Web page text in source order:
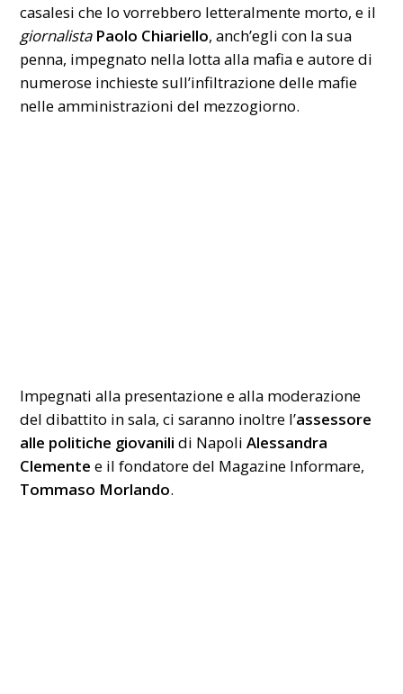
casalesi che lo vorrebbero letteralmente morto, e il
giornalista Paolo Chiariello, anch’egli con la sua
penna, impegnato nella lotta alla mafia e autore di
numerose inchieste sull’infiltrazione delle mafie
nelle amministrazioni del mezzogiorno.
Impegnati alla presentazione e alla moderazione
del dibattito in sala, ci saranno inoltre l’assessore
alle politiche giovanili di NapoliAlessandra
Clemente e il fondatore del Magazine Informare,
Tommaso Morlando.